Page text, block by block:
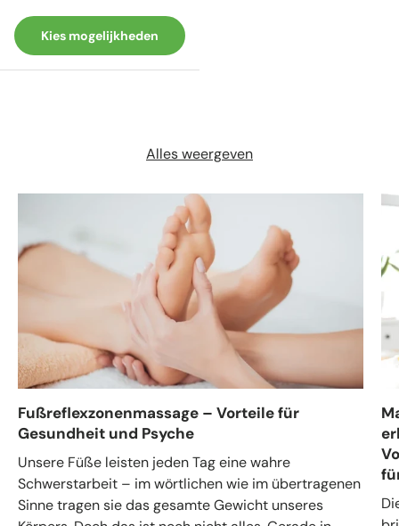
Kies mogelijkheden
Alles weergeven
Fußreflexzonenmassage – Vorteile für
Gesundheit und Psyche
Unsere Füße leisten jeden Tag eine wahre
Schwerstarbeit – im wörtlichen wie im übertragenen
Sinne tragen sie das gesamte Gewicht unseres